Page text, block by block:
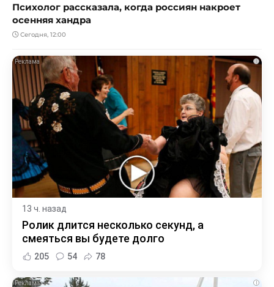
Психолог рассказала, когда россиян накроет
осенняя хандра
Сегодня, 12:00
i
13 ч. назад
Ролик длится несколько секунд, а
смеяться вы будете долго
205 54 78
i